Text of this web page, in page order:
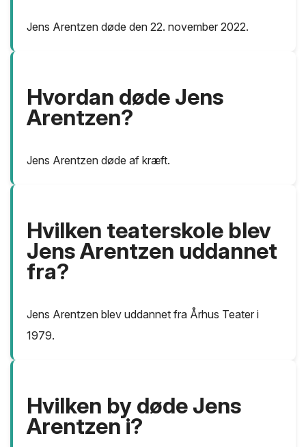
Jens Arentzen døde den 22. november 2022.
Hvordan døde Jens
Arentzen?
Jens Arentzen døde af kræft.
Hvilken teaterskole blev
Jens Arentzen uddannet
fra?
Jens Arentzen blev uddannet fra Århus Teater i
1979.
Hvilken by døde Jens
Arentzen i?